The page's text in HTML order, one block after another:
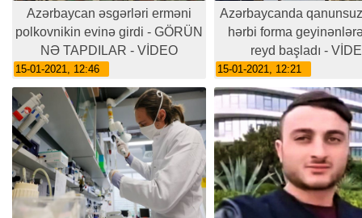
Azərbaycan əsgərləri erməni
polkovnikin evinə girdi - GÖRÜN
NƏ TAPDILAR - VİDEO
15-01-2021, 12:46
Azərbaycanda
hərbi forma
reyd başladı -
15-01-2021, 12:21